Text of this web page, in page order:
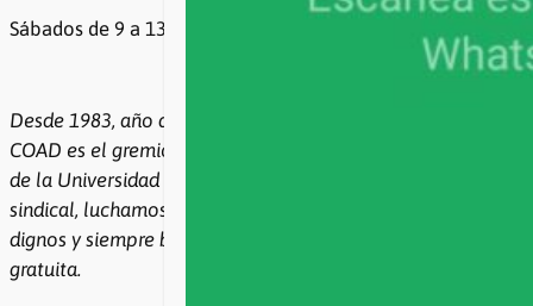
Sábados de 9 a 13hs
Desde 1983, año de la recuperación de la democracia,
COAD es el gremio de todxs lxs docentes e investigadores
de la Universidad Nacional de Rosario. Con democracia
sindical, luchamos por condiciones de trabajo y salarios
dignos y siempre bregamos por la Universidad pública y
gratuita.